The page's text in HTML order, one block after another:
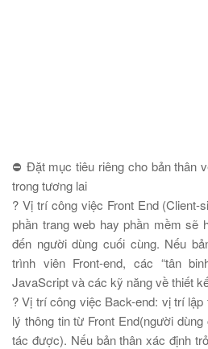
⛔ Đặt mục tiêu riêng cho bản thân
trong tương lai
? Vị trí công việc Front End (Client-
phần trang web hay phần mềm sẽ
đến người dùng cuối cùng. Nếu
trình viên Front-end, các “tân
JavaScript và các kỹ năng về thiết
?Vị trí công việc Back-end: vị trí
lý thông tin từ Front End(người
tác được). Nếu bản thân xác định